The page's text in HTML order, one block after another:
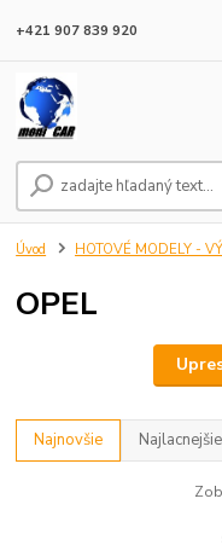
+421 907 839 920
Úvod HOTOVÉ MODELY -
OPEL
Najnovšie Najlacnejšie